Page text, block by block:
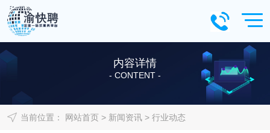
内容详情
- CONTENT -
当前位置： 网站首页> 新闻资讯> 行业动态